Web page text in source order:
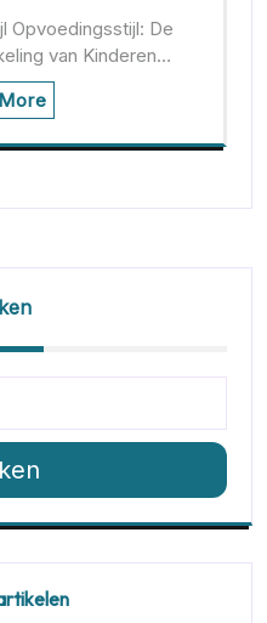
Opvoedingsstijl: De
van Kinderen…